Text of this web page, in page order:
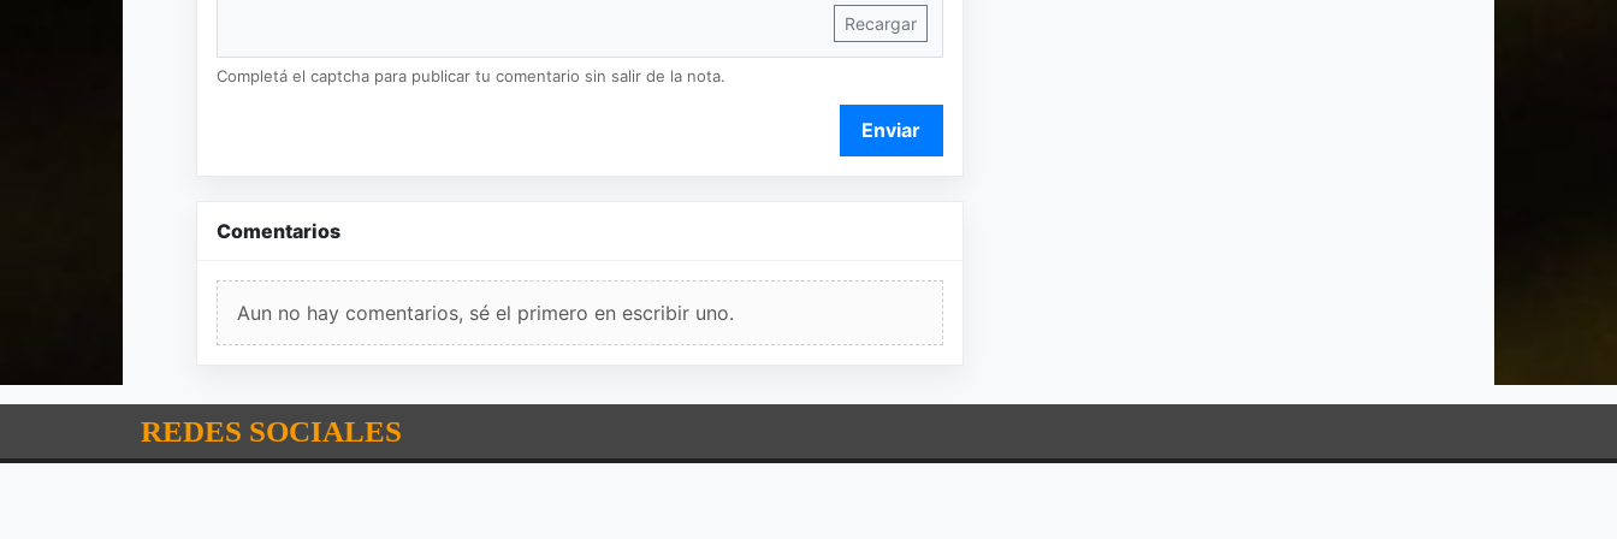
Recargar
Completá el captcha para publicar tu comentario sin salir de la nota.
Enviar
Comentarios
Aun no hay comentarios, sé el primero en escribir uno.
REDES SOCIALES